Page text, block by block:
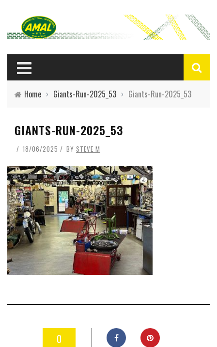
Home › Giants-Run-2025_53 › Giants-Run-2025_53
GIANTS-RUN-2025_53
18/06/2025 BY STEVE M
0